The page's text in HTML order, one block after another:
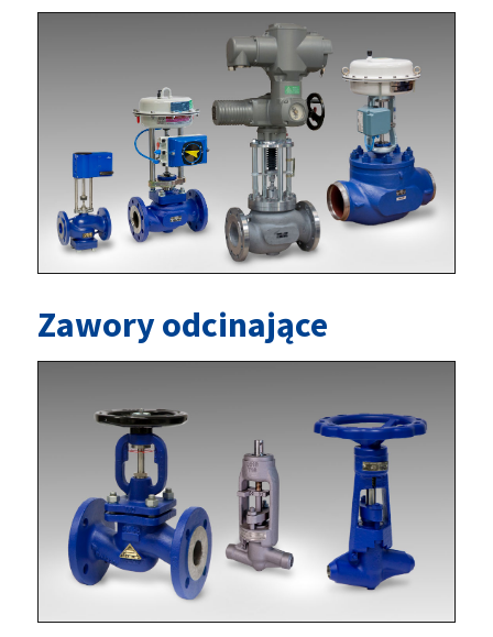
Zawory odcinające